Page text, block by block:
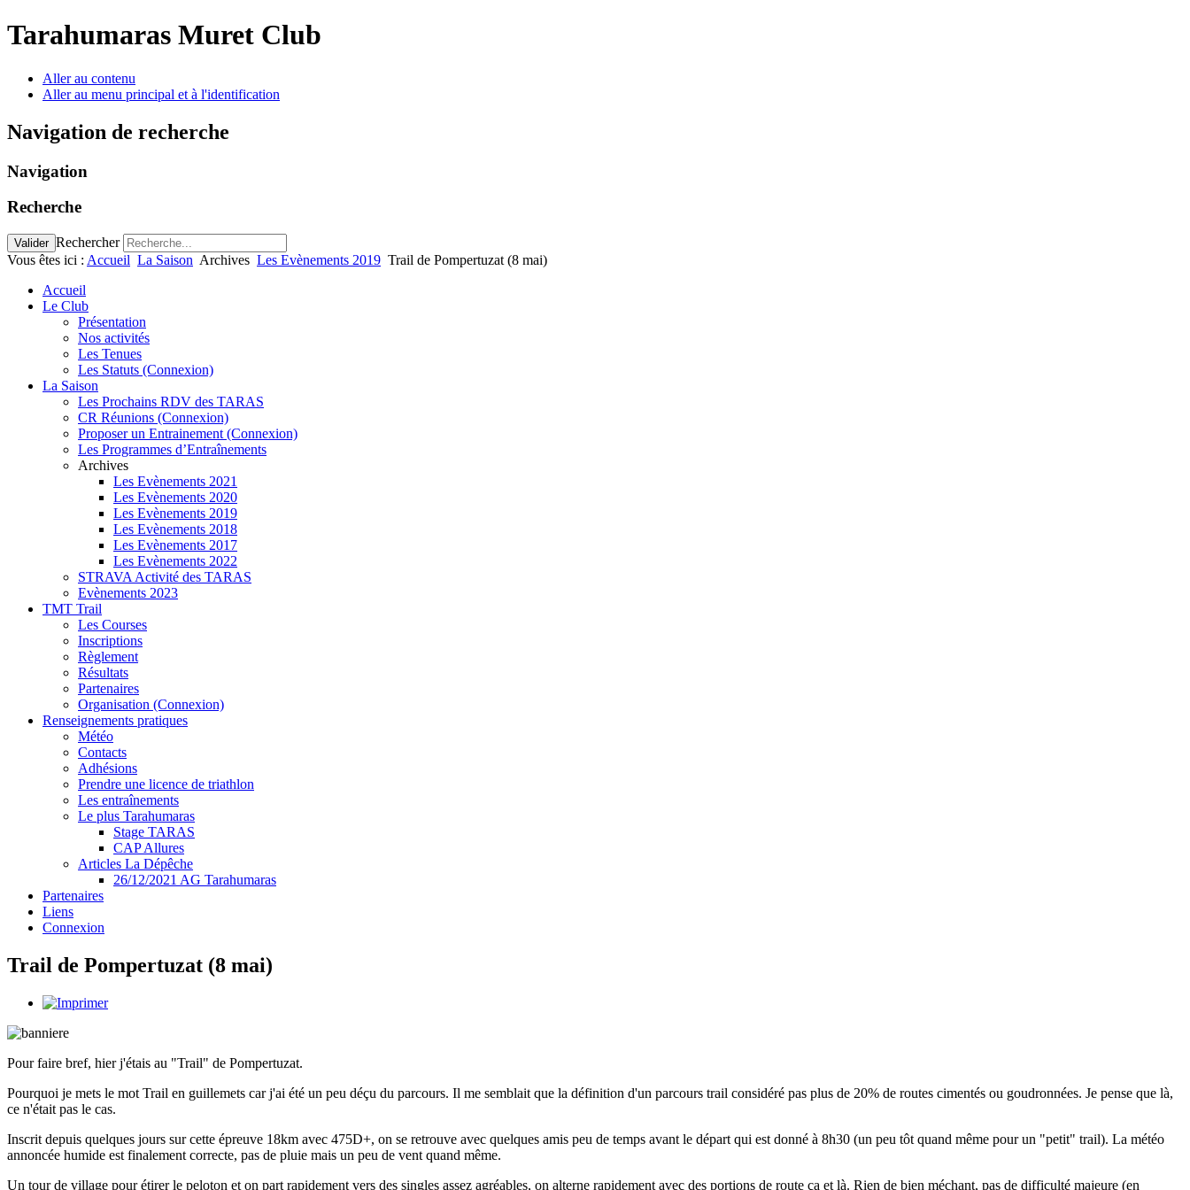
Tarahumaras Muret Club
Aller au contenu
Aller au menu principal et à l'identification
Navigation de recherche
Navigation
Recherche
Valider Rechercher
Vous êtes ici : Accueil La Saison Archives Les Evènements 2019 Trail de Pompertuzat (8 mai)
Accueil
Le Club
Présentation
Nos activités
Les Tenues
Les Statuts (Connexion)
La Saison
Les Prochains RDV des TARAS
CR Réunions (Connexion)
Proposer un Entrainement (Connexion)
Les Programmes d’Entraînements
Archives
Les Evènements 2021
Les Evènements 2020
Les Evènements 2019
Les Evènements 2018
Les Evènements 2017
Les Evènements 2022
STRAVA Activité des TARAS
Evènements 2023
TMT Trail
Les Courses
Inscriptions
Règlement
Résultats
Partenaires
Organisation (Connexion)
Renseignements pratiques
Météo
Contacts
Adhésions
Prendre une licence de triathlon
Les entraînements
Le plus Tarahumaras
Stage TARAS
CAP Allures
Articles La Dépêche
26/12/2021 AG Tarahumaras
Partenaires
Liens
Connexion
Trail de Pompertuzat (8 mai)
Pour faire bref, hier j'étais au "Trail" de Pompertuzat.
Pourquoi je mets le mot Trail en guillemets car j'ai été un peu déçu du parcours. Il me semblait que la définition d'un parcours trail considéré pas plus de 20% de routes cimentés ou goudronnées. Je pense que là,
ce n'était pas le cas.
Inscrit depuis quelques jours sur cette épreuve 18km avec 475D+, on se retrouve avec quelques amis peu de temps avant le départ qui est donné à 8h30 (un peu tôt quand même pour un "petit" trail). La météo
annoncée humide est finalement correcte, pas de pluie mais un peu de vent quand même.
Un tour de village pour étirer le peloton et on part rapidement vers des singles assez agréables, on alterne rapidement avec des portions de route ça et là. Rien de bien méchant, pas de difficulté majeure (en